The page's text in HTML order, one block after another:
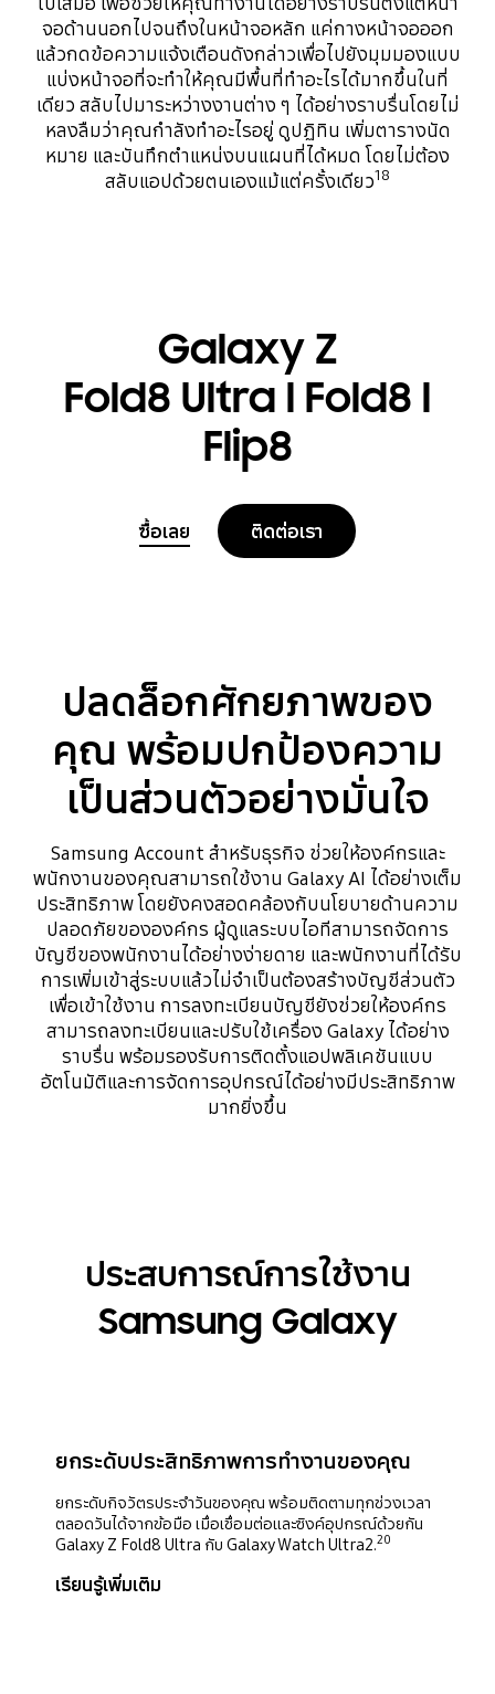
จอด้านนอกไปจนถึงในหน้าจอหลัก แค่กางหน้าจอออก
แล้วกดข้อความแจ้งเตือนดังกล่าวเพื่อไปยังมุมมองแบบ
แบ่งหน้าจอที่จะทำให้คุณมีพื้นที่ทำอะไรได้มากขึ้นในที่
เดียว สลับไปมาระหว่างงานต่าง ๆ ได้อย่างราบรื่นโดยไม่
หลงลืมว่าคุณกำลังทำอะไรอยู่ ดูปฏิทิน เพิ่มตารางนัด
หมาย และบันทึกตำแหน่งบนแผนที่ได้หมด โดยไม่ต้อง
สลับแอปด้วยตนเองแม้แต่ครั้งเดียว18
Galaxy Z
Fold8 Ultra l Fold8 l
Flip8
ซื้อเลย ติดต่อเรา
ปลดล็อกศักยภาพของ
คุณ พร้อมปกป้องความ
เป็นส่วนตัวอย่างมั่นใจ
Samsung Account สำหรับธุรกิจ ช่วยให้องค์กรและ
พนักงานของคุณสามารถใช้งาน Galaxy AI ได้อย่างเต็ม
ประสิทธิภาพ โดยยังคงสอดคล้องกับนโยบายด้านความ
ปลอดภัยขององค์กร ผู้ดูแลระบบไอทีสามารถจัดการ
บัญชีของพนักงานได้อย่างง่ายดาย และพนักงานที่ได้รับ
การเพิ่มเข้าสู่ระบบแล้วไม่จำเป็นต้องสร้างบัญชีส่วนตัว
เพื่อเข้าใช้งาน การลงทะเบียนบัญชียังช่วยให้องค์กร
สามารถลงทะเบียนและปรับใช้เครื่อง Galaxy ได้อย่าง
ราบรื่น พร้อมรองรับการติดตั้งแอปพลิเคชันแบบ
อัตโนมัติและการจัดการอุปกรณ์ได้อย่างมีประสิทธิภาพ
มากยิ่งขึ้น
ประสบการณ์การใช้งาน
Samsung Galaxy
ยกระดับประสิทธิภาพการทำงานของคุณ
ยกระดับกิจวัตรประจำวันของคุณ พร้อมติดตามทุกช่วงเวลา
ตลอดวันได้จากข้อมือ เมื่อเชื่อมต่อและซิงค์อุปกรณ์ด้วยกัน
Galaxy Z Fold8 Ultra กับ Galaxy Watch Ultra2.20
เรียนรู้เพิ่มเติม